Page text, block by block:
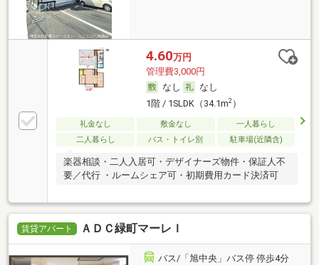
4.60万円
管理費3,000円
なし
なし
1階 / 1SLDK（34.1m2）
礼金なし 敷金なし
一人暮らし
二人暮らし
バス・トイレ別 駐車場(近隣含)
楽器相談・二人入居可・デザイナーズ物件・保証人不
要／代行 ・ルームシェア可・初期費用カード決済可
賃貸アパート ＡＤＣ緑町マーレＩ
バス/「旭中央」バス停 停歩4分